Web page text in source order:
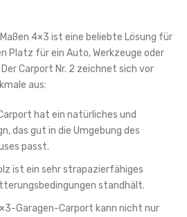
4×3 ist eine beliebte Lösung für
Platz für ein Auto, Werkzeuge oder
Carport Nr. 2 zeichnet sich vor
aus:
hat ein natürliches und
das gut in die Umgebung des
passt.
ist ein sehr strapazierfähiges
standhält.
Garagen-Carport kann nicht nur